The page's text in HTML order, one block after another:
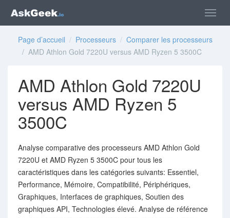
Page d’accueil / Processeurs / Comparer les processeurs
/ AMD Athlon Gold 7220U versus AMD Ryzen 5 3500C
AMD Athlon Gold 7220U
versus AMD Ryzen 5
3500C
Analyse comparative des processeurs AMD Athlon Gold
7220U et AMD Ryzen 5 3500C pour tous les
caractéristiques dans les catégories suivants: Essentiel,
Performance, Mémoire, Compatibilité, Périphériques,
Graphiques, Interfaces de graphiques, Soutien des
graphiques API, Technologies élevé. Analyse de référence